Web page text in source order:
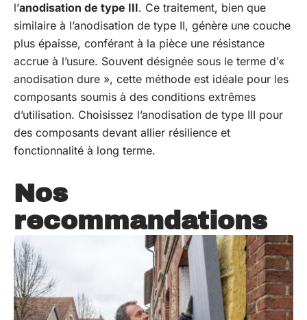
l’anodisation de type III. Ce traitement, bien que
similaire à l’anodisation de type II, génère une couche
plus épaisse, conférant à la pièce une résistance
accrue à l’usure. Souvent désignée sous le terme d’«
anodisation dure », cette méthode est idéale pour les
composants soumis à des conditions extrêmes
d’utilisation. Choisissez l’anodisation de type III pour
des composants devant allier résilience et
fonctionnalité à long terme.
Nos
recommandations